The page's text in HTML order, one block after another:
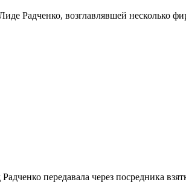
Радченко, возглавлявшей несколько
передавала через посредника